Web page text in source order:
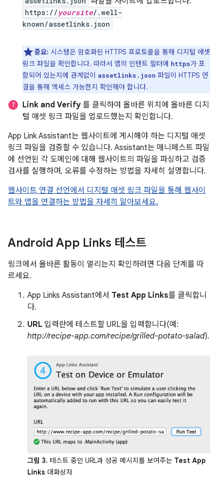
https:// yoursite/.well-
known/assetlinks.json
중요: 시스템은 암호화된 HTTPS 프로토콜을 통해 디지털 애셋
링크 파일을 확인합니다. 따라서 앱의 인텐트 필터에 https가 포
함되어 있는지에 관계없이 assetlinks.json 파일이 HTTPS 연
결을 통해 액세스 가능한지 확인해야 합니다.
Link and Verify 를 클릭하여 올바른 위치에 올바른 디지
털 애셋 링크 파일을 업로드했는지 확인합니다.
App Link Assistant는 웹사이트에 게시해야 하는 디지털 애셋
링크 파일을 검증할 수 있습니다. Assistant는 매니페스트 파일
에 선언된 각 도메인에 대해 웹사이트의 파일을 파싱하고 검증
검사를 실행하며, 오류를 수정하는 방법을 자세히 설명합니다.
웹사이트 연결 선언에서 디지털 애셋 링크 파일을 통해 웹사이
트와 앱을 연결하는 방법을 자세히 알아보세요.
Android App Links 테스트
링크에서 올바른 활동이 열리는지 확인하려면 다음 단계를 따
르세요.
App Links Assistant에서 Test App Links를 클릭합니
다.
URL 입력란에 테스트할 URL을 입력합니다(예:
http://recipe-app.com/recipe/grilled-potato-salad).
그림 3. 테스트 중인 URL과 성공 메시지를 보여주는 Test App
Links 대화상자